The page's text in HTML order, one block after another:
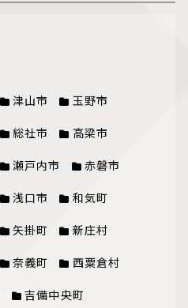
津山市 玉野市
総社市 高梁市
瀬戸内市 赤磐市
浅口市 和気町
矢掛町 新庄村
奈義町 西粟倉村
吉備中央町